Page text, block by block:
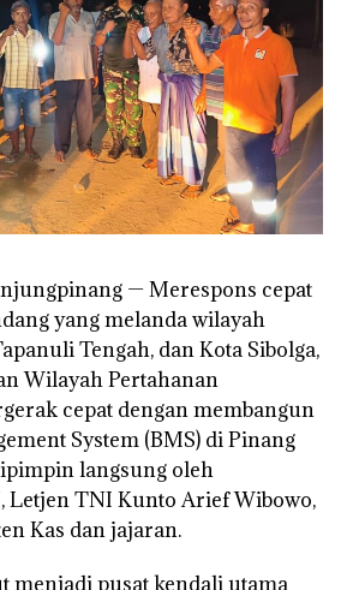
— Merespons cepat
yang melanda wilayah
Tengah, dan Kota Sibolga,
Wilayah Pertahanan
cepat dengan membangun
System (BMS) di Pinang
langsung oleh
Letjen TNI Kunto Arief Wibowo,
Kas dan jajaran.
menjadi pusat kendali utama